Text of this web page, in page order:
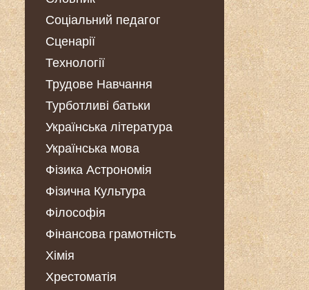
Соціальний педагог
Сценарії
Технології
Трудове Навчання
Турботливі батьки
Українська література
Українська мова
Фізика Астрономія
Фізична Культура
Філософія
Фінансова грамотність
Хімія
Хрестоматія